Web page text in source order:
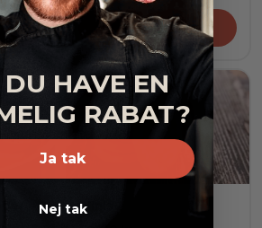
Tilføj til kurv
Blinis
HAVE EN
RABAT?
Ja tak
Nej tak